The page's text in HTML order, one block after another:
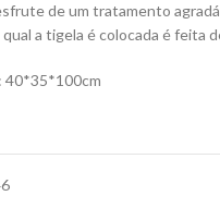
de um tratamento
a tigela é colocada é feita
40*35*100cm